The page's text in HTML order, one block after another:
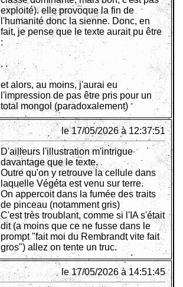
exploité). elle provoque la fin de
l'humanité donc la sienne. Donc, en
fait, je pense que le texte aurait pu être
:
. .
et alors, au moins, j'aurai eu
l'impression de pas être pris pour un
total mongol (paradoxalement)
le 17/05/2026 à 12:37:51
D'ailleurs l'illustration m'intrigue
davantage que le texte.
Outre qu'on y retrouve la cellule dans
laquelle Végéta est venu sur terre.
On appercoit dans la fumée des traits
de pinceau (notamment gris)
C'est très troublant, comme si l'IA s'était
dit (a moins que ce ne fusse dans le
prompt "fait moi du Rembrandt vite fait
gros") allez on tente un truc.
le 17/05/2026 à 14:51:45